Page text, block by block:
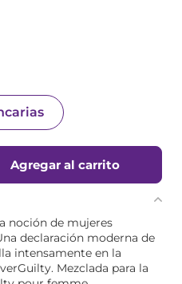
Agregar al carrito
noción de mujeres
declaración moderna de
intensamente en la
Mezclada para la